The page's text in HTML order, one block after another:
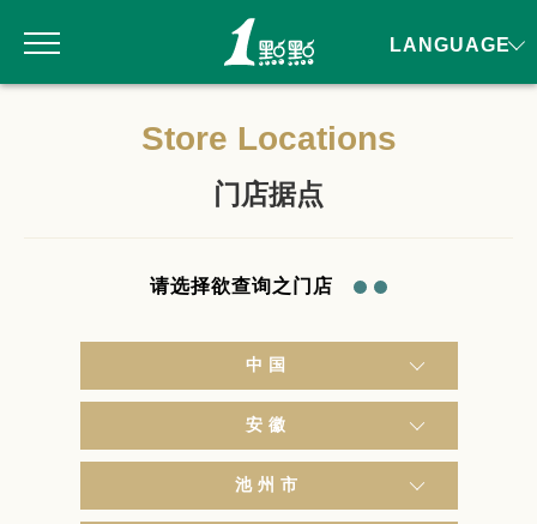
Store Locations
门店据点
请选择欲查询之门店
中国
安徽
池州市
LANGUAGE